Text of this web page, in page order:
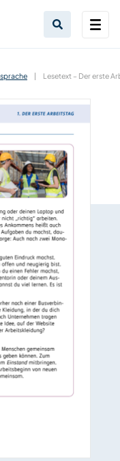
| Lesetext – Der erste